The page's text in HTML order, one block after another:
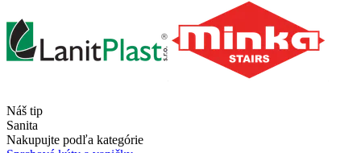
Náš tip
Sanita
Nakupujte podľa kategórie